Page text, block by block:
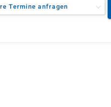
Termine anfragen